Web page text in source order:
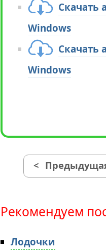
Скачать
Windows
Скачать
Windows
<
Рекомендуем
Лодочки